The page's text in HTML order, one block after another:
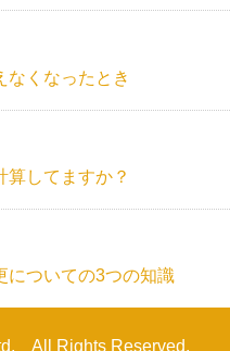
なくなったとき
算してますか？
についての3つの知識
All Rights Reserved.